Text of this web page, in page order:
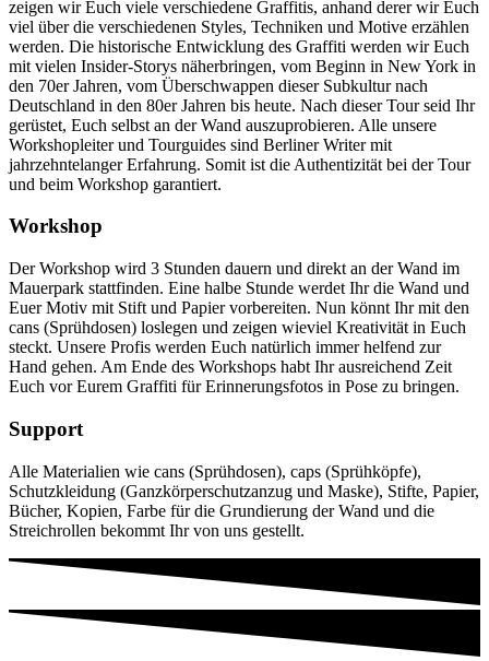
zeigen wir Euch viele verschiedene Graffitis, anhand derer wir Euch
viel über die verschiedenen Styles, Techniken und Motive erzählen
werden. Die historische Entwicklung des Graffiti werden wir Euch
mit vielen Insider-Storys näherbringen, vom Beginn in New York in
den 70er Jahren, vom Überschwappen dieser Subkultur nach
Deutschland in den 80er Jahren bis heute. Nach dieser Tour seid Ihr
gerüstet, Euch selbst an der Wand auszuprobieren. Alle unsere
Workshopleiter und Tourguides sind Berliner Writer mit
jahrzehntelanger Erfahrung. Somit ist die Authentizität bei der Tour
und beim Workshop garantiert.
Workshop
Der Workshop wird 3 Stunden dauern und direkt an der Wand im
Mauerpark stattfinden. Eine halbe Stunde werdet Ihr die Wand und
Euer Motiv mit Stift und Papier vorbereiten. Nun könnt Ihr mit den
cans (Sprühdosen) loslegen und zeigen wieviel Kreativität in Euch
steckt. Unsere Profis werden Euch natürlich immer helfend zur
Hand gehen. Am Ende des Workshops habt Ihr ausreichend Zeit
Euch vor Eurem Graffiti für Erinnerungsfotos in Pose zu bringen.
Support
Alle Materialien wie cans (Sprühdosen), caps (Sprühköpfe),
Schutzkleidung (Ganzkörperschutzanzug und Maske), Stifte, Papier,
Bücher, Kopien, Farbe für die Grundierung der Wand und die
Streichrollen bekommt Ihr von uns gestellt.